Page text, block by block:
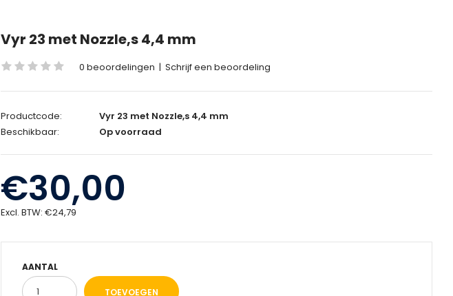
Vyr 23 met Nozzle,s 4,4 mm
0 beoordelingen | Schrijf een beoordeling
Productcode:
Vyr 23 met Nozzle,s 4,4 mm
Beschikbaar:
Op voorraad
€30,00
Excl. BTW: €24,79
AANTAL